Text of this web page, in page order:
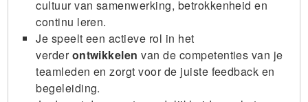
cultuur van samenwerking, betrokkenheid en
continu leren.
Je speelt een actieve rol in het
verderontwikkelen van de competenties van je
teamleden en zorgt voor de juiste feedback en
begeleiding.